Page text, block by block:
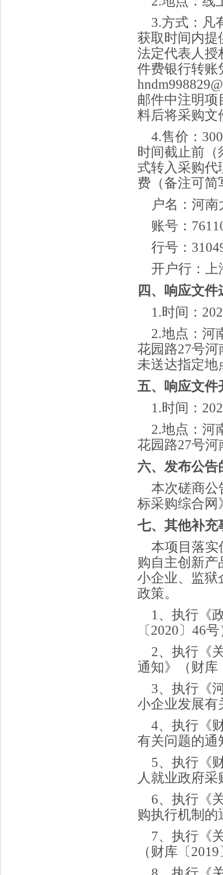
3.方式：凡
获取时间内提
法定代表人授
件费银行转账
邮件中注明项
料后将采购文
4.售价： 300
时间截止前（
式转入采购代
费（备注可简
户名：河
账号：
行号：
开户行：
四、响应文件
1.时间：
2.地点：河
花园路27号
未送达指定地
五、响应文件
1.时间：
2.地点：河
花园路27号
六、发布公告
本次磋商公
标采购综合网
七、其他补充
本项目落实
购自主创新
小企业、监狱
政策。
1、执行《
〔2020〕46
2、执行《
通知》（财库
3、执行《
小企业发展有
4、执行《
有关问题的通
5、执行《
人就业政府
6、执行《
购执行机制的
7、执行《
（财库〔